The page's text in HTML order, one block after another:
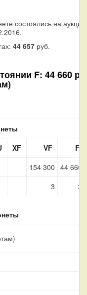
состоялись на
44 657руб.
F: 44 660
XF VF
F
154 300 44 660
3 2